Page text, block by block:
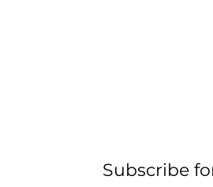
Subscribe